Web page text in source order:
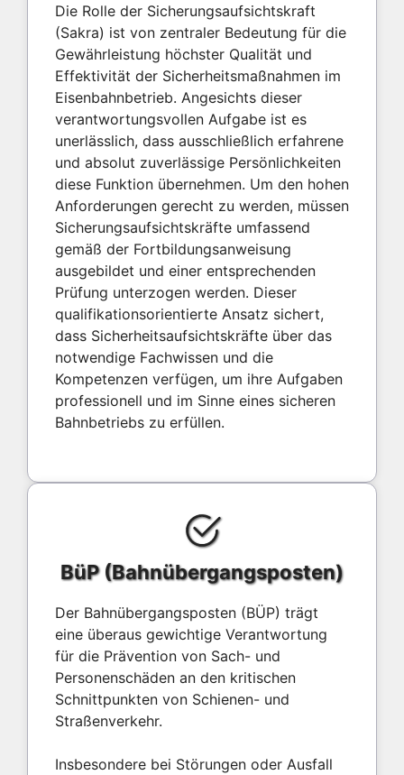
Die Rolle der Sicherungsaufsichtskraft
(Sakra) ist von zentraler Bedeutung für die
Gewährleistung höchster Qualität und
Effektivität der Sicherheitsmaßnahmen im
Eisenbahnbetrieb. Angesichts dieser
verantwortungsvollen Aufgabe ist es
unerlässlich, dass ausschließlich erfahrene
und absolut zuverlässige Persönlichkeiten
diese Funktion übernehmen. Um den hohen
Anforderungen gerecht zu werden, müssen
Sicherungsaufsichtskräfte umfassend
gemäß der Fortbildungsanweisung
ausgebildet und einer entsprechenden
Prüfung unterzogen werden. Dieser
qualifikationsorientierte Ansatz sichert,
dass Sicherheitsaufsichtskräfte über das
notwendige Fachwissen und die
Kompetenzen verfügen, um ihre Aufgaben
professionell und im Sinne eines sicheren
Bahnbetriebs zu erfüllen.
BüP (Bahnübergangsposten)
Der Bahnübergangsposten (BÜP) trägt
eine überaus gewichtige Verantwortung
für die Prävention von Sach- und
Personenschäden an den kritischen
Schnittpunkten von Schienen- und
Straßenverkehr.
Insbesondere bei Störungen oder Ausfall